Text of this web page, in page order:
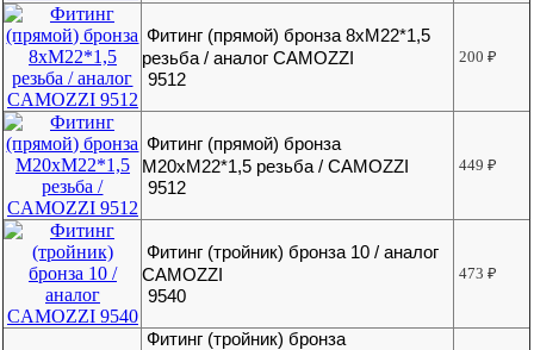
Фитинг (прямой) бронза 8хМ22*1,5
резьба / аналог CAMOZZI
9512
200₽
Фитинг (прямой) бронза
М20хМ22*1,5 резьба / CAMOZZI
9512
449₽
Фитинг (тройник) бронза 10 / аналог
CAMOZZI
9540
473₽
Фитинг (тройник) бронза